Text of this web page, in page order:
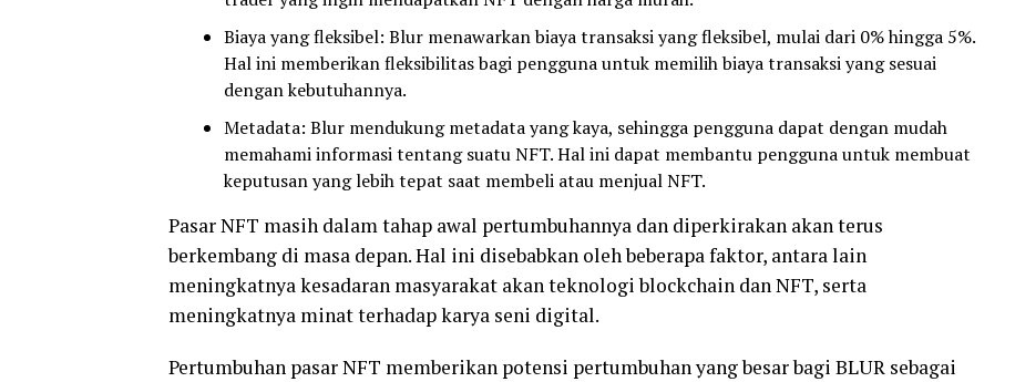
Biaya yang fleksibel: Blur menawarkan biaya transaksi yang fleksibel, mulai dari 0% hingga 5%.
Hal ini memberikan fleksibilitas bagi pengguna untuk memilih biaya transaksi yang sesuai
dengan kebutuhannya.
Metadata: Blur mendukung metadata yang kaya, sehingga pengguna dapat dengan mudah
memahami informasi tentang suatu NFT. Hal ini dapat membantu pengguna untuk membuat
keputusan yang lebih tepat saat membeli atau menjual NFT.
Pasar NFT masih dalam tahap awal pertumbuhannya dan diperkirakan akan terus
berkembang di masa depan. Hal ini disebabkan oleh beberapa faktor, antara lain
meningkatnya kesadaran masyarakat akan teknologi blockchain dan NFT, serta
meningkatnya minat terhadap karya seni digital.
Pertumbuhan pasar NFT memberikan potensi pertumbuhan yang besar bagi BLUR sebagai